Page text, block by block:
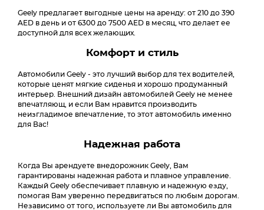
Geely предлагает выгодные цены на аренду: от 210 до 390
AED в день и от 6300 до 7500 AED в месяц, что делает ее
доступной для всех желающих.
Комфорт и стиль
Автомобили Geely - это лучший выбор для тех водителей,
которые ценят мягкие сиденья и хорошо продуманный
интерьер. Внешний дизайн автомобилей Geely не менее
впечатляющ, и если Вам нравится производить
неизгладимое впечатление, то этот автомобиль именно
для Вас!
Надежная работа
Когда Вы арендуете внедорожник Geely, Вам
гарантированы надежная работа и плавное управление.
Каждый Geely обеспечивает плавную и надежную езду,
помогая Вам уверенно передвигаться по любым дорогам.
Независимо от того, используете ли Вы автомобиль для